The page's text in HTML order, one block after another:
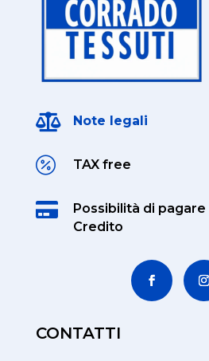
 Note legali
 TAX free
 Possibilità di pagare
Credito
CONTATTI